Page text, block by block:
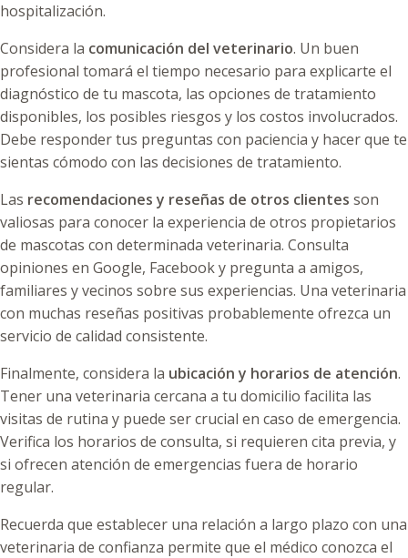
hospitalización.
Considera la comunicación del veterinario. Un buen
profesional tomará el tiempo necesario para explicarte el
diagnóstico de tu mascota, las opciones de tratamiento
disponibles, los posibles riesgos y los costos involucrados.
Debe responder tus preguntas con paciencia y hacer que te
sientas cómodo con las decisiones de tratamiento.
Las recomendaciones y reseñas de otros clientes son
valiosas para conocer la experiencia de otros propietarios
de mascotas con determinada veterinaria. Consulta
opiniones en Google, Facebook y pregunta a amigos,
familiares y vecinos sobre sus experiencias. Una veterinaria
con muchas reseñas positivas probablemente ofrezca un
servicio de calidad consistente.
Finalmente, considera la ubicación y horarios de atención.
Tener una veterinaria cercana a tu domicilio facilita las
visitas de rutina y puede ser crucial en caso de emergencia.
Verifica los horarios de consulta, si requieren cita previa, y
si ofrecen atención de emergencias fuera de horario
regular.
Recuerda que establecer una relación a largo plazo con una
veterinaria de confianza permite que el médico conozca el